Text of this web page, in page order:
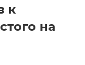
к
на